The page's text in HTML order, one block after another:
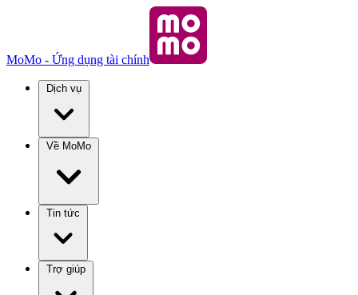
MoMo - Ứng dụng tài chính
Dịch vụ
Về MoMo
Tin tức
Trợ giúp